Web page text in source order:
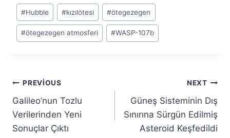
Post
Tags:
#Hubble #kızılötesi #ötegezegen
#ötegezegen atmosferi #WASP-107b
Yazı
gezinmesi
PREVIOUS
Galileo’nun Tozlu
Verilerinden Yeni
Sonuçlar Çıktı
NEXT
Güneş Sisteminin Dış
Sınırına Sürgün Edilmiş
Asteroid Keşfedildi